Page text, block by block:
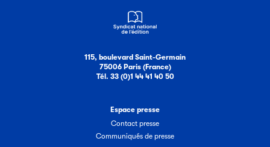
115, boulevard Saint-Germain
75006 Paris (France)
Tél. 33 (0)1 44 41 40 50
Espace presse
Contact presse
Communiqués de presse
Filéas est une plateforme en ligne destinée à l’ensemble
des acteurs de la filière du livre. Suivez les ventes de vos